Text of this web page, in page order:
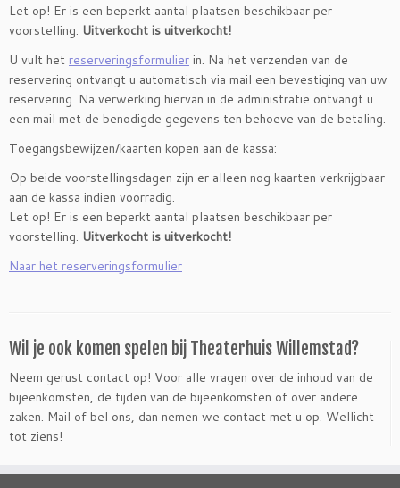
Let op! Er is een beperkt aantal plaatsen beschikbaar per
voorstelling. Uitverkocht is uitverkocht!
U vult het reserveringsformulier in. Na het verzenden van de
reservering ontvangt u automatisch via mail een bevestiging van uw
reservering. Na verwerking hiervan in de administratie ontvangt u
een mail met de benodigde gegevens ten behoeve van de betaling.
Toegangsbewijzen/kaarten kopen aan de kassa:
Op beide voorstellingsdagen zijn er alleen nog kaarten verkrijgbaar
aan de kassa indien voorradig.
Let op! Er is een beperkt aantal plaatsen beschikbaar per
voorstelling. Uitverkocht is uitverkocht!
Naar het reserveringsformulier
Wil je ook komen spelen bij Theaterhuis Willemstad?
Neem gerust contact op! Voor alle vragen over de inhoud van de
bijeenkomsten, de tijden van de bijeenkomsten of over andere
zaken. Mail of bel ons, dan nemen we contact met u op. Wellicht
tot ziens!